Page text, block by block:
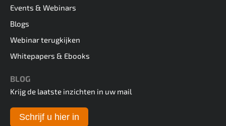
Events & Webinars
Blogs
Webinar terugkijken
Whitepapers & Ebooks
BLOG
Krijg de laatste inzichten in uw mail
Schrijf u hier in